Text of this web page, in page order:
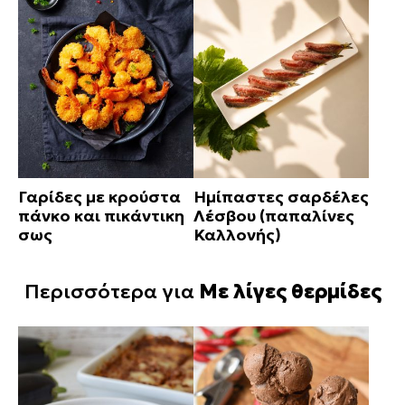
Γαρίδες με κρούστα
πάνκο και πικάντικη
σως
Ημίπαστες σαρδέλες
Λέσβου (παπαλίνες
Καλλονής)
Περισσότερα για Με λίγες θερμίδες